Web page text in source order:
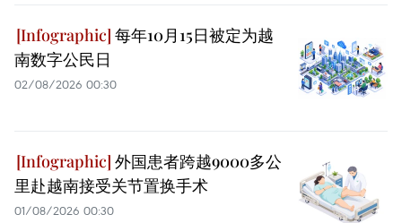
每年10月15日被定为越
南数字公民日
02/08/2026 00:30
外国患者跨越9000多公
里赴越南接受关节置换手术
01/08/2026 00:30